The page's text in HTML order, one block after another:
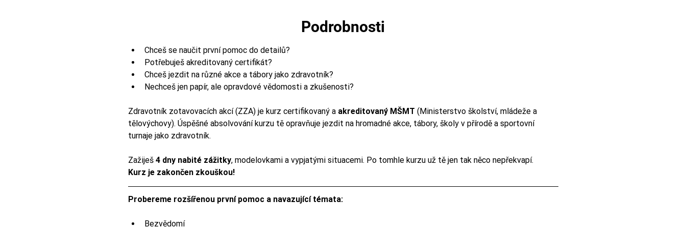
Podrobnosti
Chceš se naučit první pomoc do detailů?
Potřebuješ akreditovaný certifikát?
Chceš jezdit na různé akce a tábory jako zdravotník?
Nechceš jen papír, ale opravdové vědomosti a zkušenosti?
Zdravotník zotavovacích akcí (ZZA) je kurz certifikovaný a akreditovaný MŠMT (Ministerstvo školství, mládeže a
tělovýchovy). Úspěšné absolvování kurzu tě opravňuje jezdit na hromadné akce, tábory, školy v přírodě a sportovní
turnaje jako zdravotník.
Zažiješ 4 dny nabité zážitky, modelovkami a vypjatými situacemi. Po tomhle kurzu už tě jen tak něco nepřekvapí.
Kurz je zakončen zkouškou!
Probereme rozšířenou první pomoc a navazující témata:
Bezvědomí